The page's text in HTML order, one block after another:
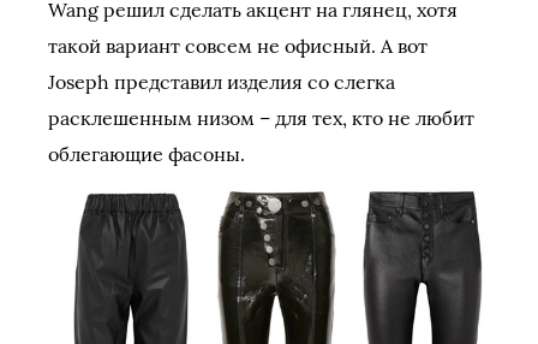
Wang решил сделать акцент на глянец, хотя
такой вариант совсем не офисный. А вот
Joseph представил изделия со слегка
расклешенным низом – для тех, кто не любит
облегающие фасоны.